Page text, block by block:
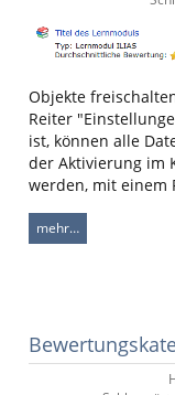
Objekte
Reiter
ist, können alle
der Aktivierung im
werden, mit einem
mehr…